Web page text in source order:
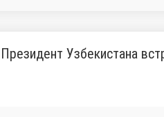
Президент Узбекистана